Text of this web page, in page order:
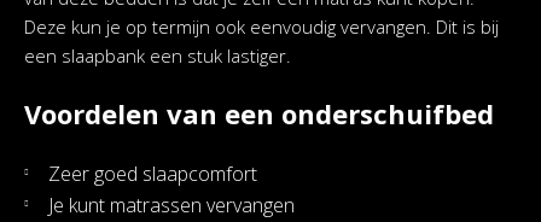
Deze kun je op termijn ook eenvoudig vervangen. Dit is bij
een slaapbank een stuk lastiger.
Voordelen van een onderschuifbed
Zeer goed slaapcomfort
Je kunt matrassen vervangen